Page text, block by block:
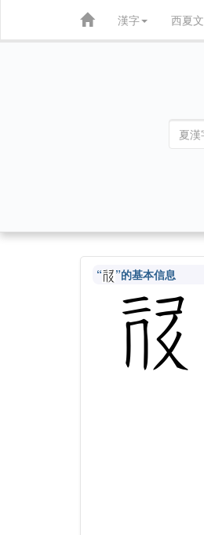
漢字 西夏文
“ ”的基本信息